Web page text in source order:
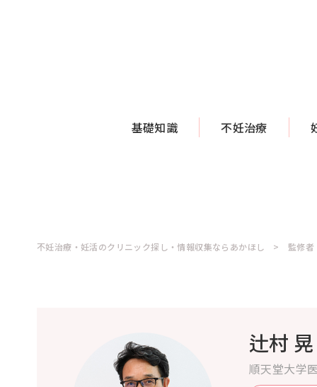
基礎知識 不妊治療
不妊治療・妊活のクリニック探し・情報収集ならあかほし 監修
辻村
順天堂大学